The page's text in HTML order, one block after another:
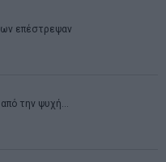
επέστρεψαν
από την ψυχή…